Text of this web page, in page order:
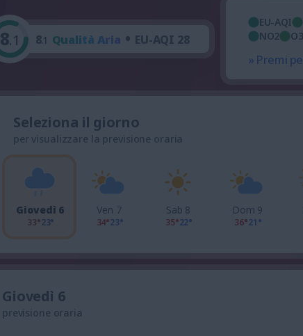
8.1 8.1 Qualità Aria • EU-AQI 28
EU-AQI
NO2
O3
» Premi
Seleziona il giorno
per visualizzare la previsione oraria
Giovedì 6
33°23°
Ven 7
34°23°
Sab 8
35°22°
Dom 9
36°21°
Giovedì 6
previsione oraria